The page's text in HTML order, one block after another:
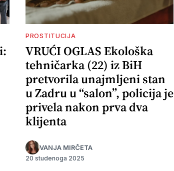
PROSTITUCIJA
VRUĆI OGLAS Ekološka
tehničarka (22) iz BiH
pretvorila unajmljeni stan
u Zadru u “salon”, policija je
privela nakon prva dva
klijenta
VANJA MIRČETA
20 studenoga 2025